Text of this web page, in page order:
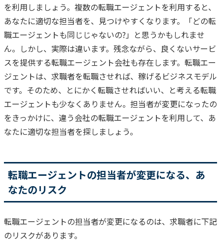
を利用しましょう。 複数の転職エージェントを利用すると、
あなたに適切な担当者を、見つけやすくなります。
「どの転
職エージェントも同じじゃないの?」と思うかもしれませ
ん。 しかし、実際は違います。 残念ながら、良くないサービ
スを提供する転職エージェント会社も存在します。 転職エー
ジェントは、求職者を転職させれば、稼げるビジネスモデル
です。 そのため、とにかく転職させればいい、と考える転職
エージェントも少なくありません。 担当者が変更になったの
をきっかけに、違う会社の転職エージェントを利用して、あ
なたに適切な担当者を探しましょう。
転職エージェントの担当者が変更になる、あ
なたのリスク
転職エージェントの担当者が変更になるのは、求職者に下記
のリスクがあります。